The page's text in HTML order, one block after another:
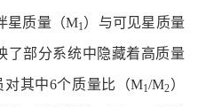
星质量（M1 ）与可见星质量
了部分系统中隐藏着高质量
其中6个质量比（M1/M2 ）